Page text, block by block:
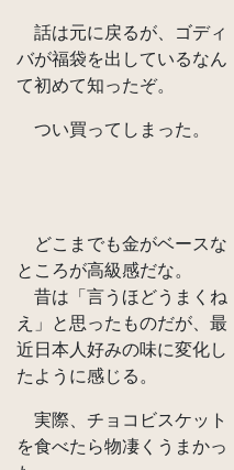
話は元に戻るが、ゴディ
バが福袋を出しているなん
て初めて知ったぞ。
つい買ってしまった。
どこまでも金がベースな
ところが高級感だな。
昔は「言うほどうまくね
え」と思ったものだが、最
近日本人好みの味に変化し
たように感じる。
実際、チョコビスケット
を食べたら物凄くうまかっ